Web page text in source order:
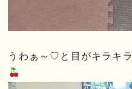
うわぁ～♡と目がキラキラ